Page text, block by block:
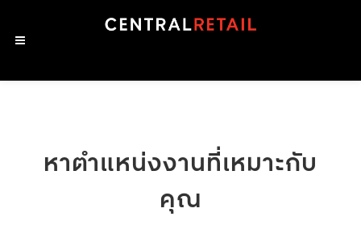
หาตำแหน่งงานที่เหมาะกับ
คุณ